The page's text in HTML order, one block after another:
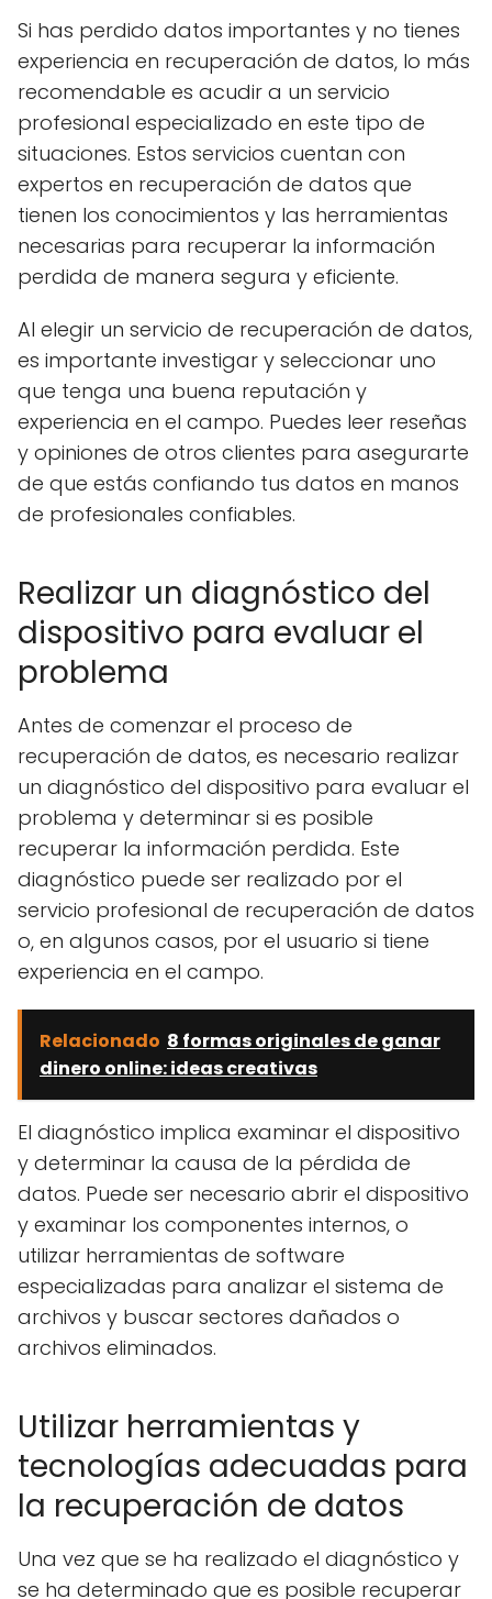
Si has perdido datos importantes y no tienes
experiencia en recuperación de datos, lo más
recomendable es acudir a un servicio
profesional especializado en este tipo de
situaciones. Estos servicios cuentan con
expertos en recuperación de datos que
tienen los conocimientos y las herramientas
necesarias para recuperar la información
perdida de manera segura y eficiente.
Al elegir un servicio de recuperación de datos,
es importante investigar y seleccionar uno
que tenga una buena reputación y
experiencia en el campo. Puedes leer reseñas
y opiniones de otros clientes para asegurarte
de que estás confiando tus datos en manos
de profesionales confiables.
Realizar un diagnóstico del
dispositivo para evaluar el
problema
Antes de comenzar el proceso de
recuperación de datos, es necesario realizar
un diagnóstico del dispositivo para evaluar el
problema y determinar si es posible
recuperar la información perdida. Este
diagnóstico puede ser realizado por el
servicio profesional de recuperación de datos
o, en algunos casos, por el usuario si tiene
experiencia en el campo.
Relacionado 8 formas originales de ganar
dinero online: ideas creativas
El diagnóstico implica examinar el dispositivo
y determinar la causa de la pérdida de
datos. Puede ser necesario abrir el dispositivo
y examinar los componentes internos, o
utilizar herramientas de software
especializadas para analizar el sistema de
archivos y buscar sectores dañados o
archivos eliminados.
Utilizar herramientas y
tecnologías adecuadas para
la recuperación de datos
Una vez que se ha realizado el diagnóstico y
se ha determinado que es posible recuperar